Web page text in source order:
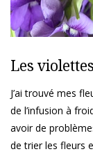
Les violettes
J’ai trouvé mes
de l’infusion à
avoir de
de trier les fleurs